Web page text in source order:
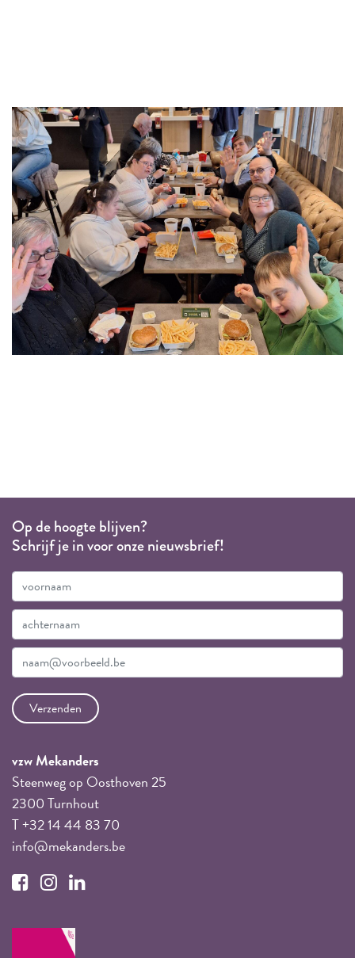
Op de hoogte blijven?
Schrijf je in voor onze nieuwsbrief!
vzw Mekanders
Steenweg op Oosthoven 25
2300 Turnhout
T +32 14 44 83 70
info@mekanders.be